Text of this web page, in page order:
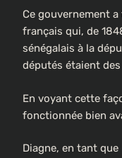
Ce gouvernement
français qui, de
sénégalais à la
députés étaient
En voyant cette
fonctionnée bien
Diagne, en tant que